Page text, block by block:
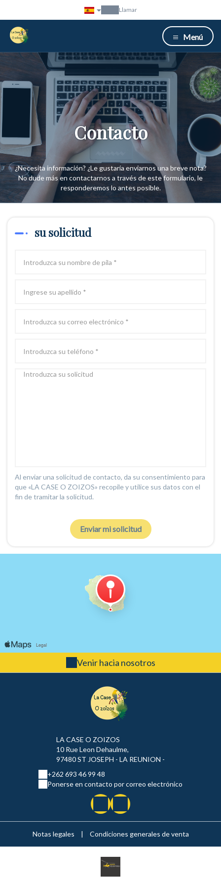
Llamar
Menú
Contacto
¿Necesita información? ¿Le gustaría enviarnos una breve nota?
No dude más en contactarnos a través de este formulario, le
responderemos lo antes posible.
su solicitud
Al enviar una solicitud de contacto, da su consentimiento para
que «LA CASE O ZOIZOS» recopile y utilice sus datos con el
fin de tramitar la solicitud.
Venir hacia nosotros
LA CASE O ZOIZOS
10 Rue Leon Dehaulme,
97480 ST JOSEPH - LA REUNION -
+262 693 46 99 48
Ponerse en contacto por correo electrónico
Notas legales | Condiciones generales de venta